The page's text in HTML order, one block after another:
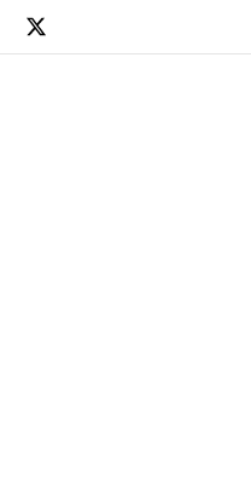
لینکدین